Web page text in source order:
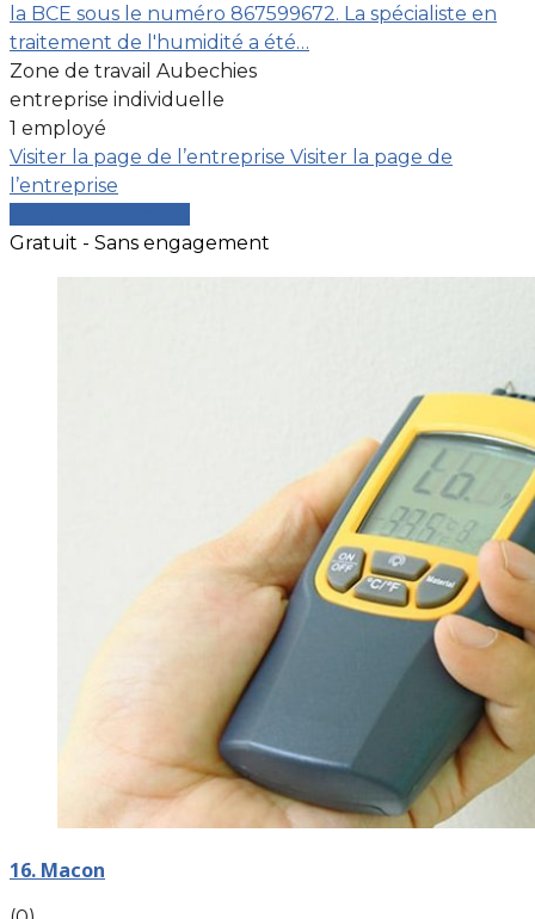
la BCE sous le numéro 867599672. La spécialiste en
traitement de l'humidité a été…
Zone de travail Aubechies
entreprise individuelle
1 employé
Visiter la page de l’entreprise Visiter la page de
l’entreprise
Gratuit - Sans engagement
16. Macon